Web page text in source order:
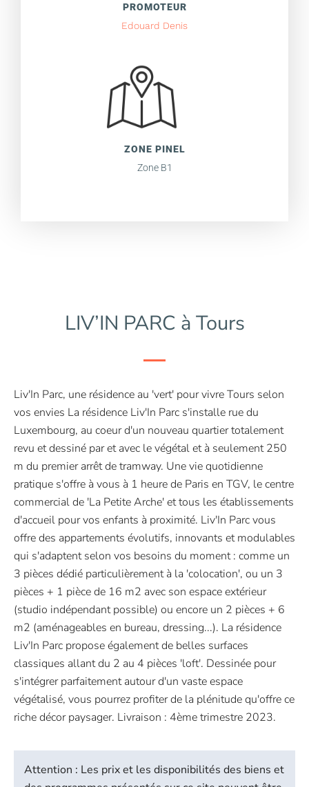
PROMOTEUR
Edouard Denis
ZONE PINEL
Zone B1
LIV’IN PARC à Tours
Liv'In Parc, une résidence au 'vert' pour vivre Tours selon
vos envies La résidence Liv'In Parc s'installe rue du
Luxembourg, au coeur d'un nouveau quartier totalement
revu et dessiné par et avec le végétal et à seulement 250
m du premier arrêt de tramway. Une vie quotidienne
pratique s'offre à vous à 1 heure de Paris en TGV, le centre
commercial de 'La Petite Arche' et tous les établissements
d'accueil pour vos enfants à proximité. Liv'In Parc vous
offre des appartements évolutifs, innovants et modulables
qui s'adaptent selon vos besoins du moment : comme un
3 pièces dédié particulièrement à la 'colocation', ou un 3
pièces + 1 pièce de 16 m2 avec son espace extérieur
(studio indépendant possible) ou encore un 2 pièces + 6
m2 (aménageables en bureau, dressing...). La résidence
Liv'In Parc propose également de belles surfaces
classiques allant du 2 au 4 pièces 'loft'. Dessinée pour
s'intégrer parfaitement autour d'un vaste espace
végétalisé, vous pourrez profiter de la plénitude qu'offre ce
riche décor paysager. Livraison : 4ème trimestre 2023.
Attention : Les prix et les disponibilités des biens et